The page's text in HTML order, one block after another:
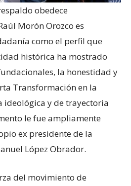
obedece
Morón Orozco es
como el perfil que
histórica ha mostrado
la honestidad y
Transformación en la
ideológica y de trayectoria
le fue ampliamente
ex presidente de la
López Obrador.
del movimiento de